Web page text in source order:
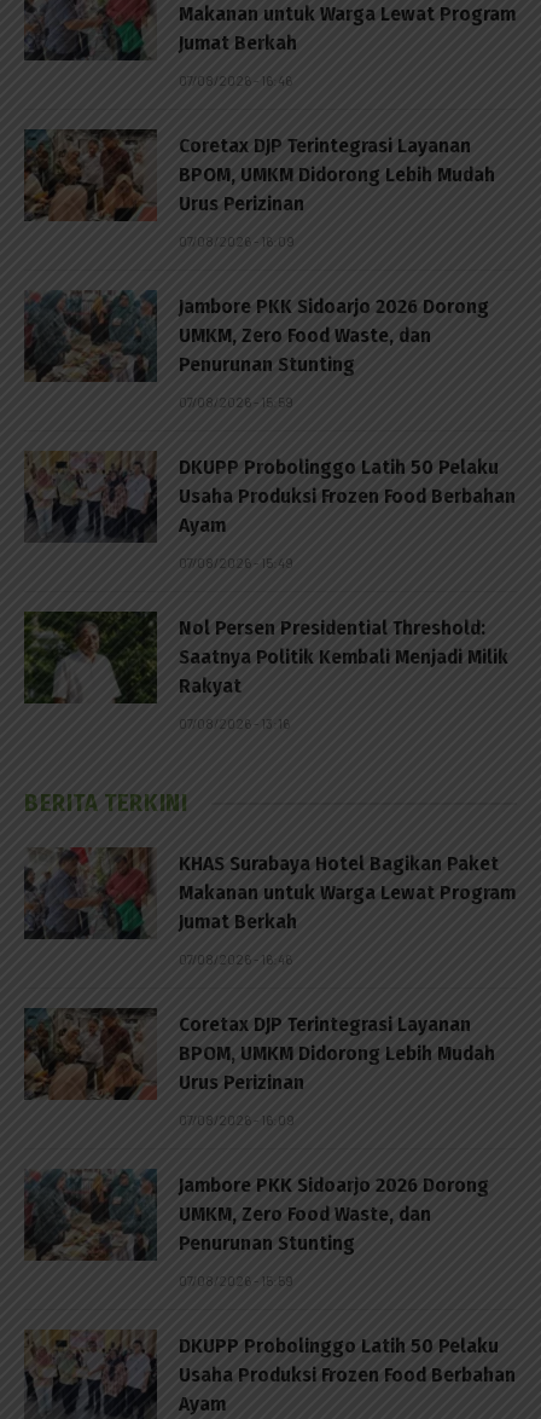
Makanan untuk Warga Lewat Program
Jumat Berkah
07/08/2026 - 16:46
Coretax DJP Terintegrasi Layanan
BPOM, UMKM Didorong Lebih Mudah
Urus Perizinan
07/08/2026 - 16:09
Jambore PKK Sidoarjo 2026 Dorong
UMKM, Zero Food Waste, dan
Penurunan Stunting
07/08/2026 - 15:59
DKUPP Probolinggo Latih 50 Pelaku
Usaha Produksi Frozen Food Berbahan
Ayam
07/08/2026 - 15:49
Nol Persen Presidential Threshold:
Saatnya Politik Kembali Menjadi Milik
Rakyat
07/08/2026 - 13:16
BERITA TERKINI
KHAS Surabaya Hotel Bagikan Paket
Makanan untuk Warga Lewat Program
Jumat Berkah
07/08/2026 - 16:46
Coretax DJP Terintegrasi Layanan
BPOM, UMKM Didorong Lebih Mudah
Urus Perizinan
07/08/2026 - 16:09
Jambore PKK Sidoarjo 2026 Dorong
UMKM, Zero Food Waste, dan
Penurunan Stunting
07/08/2026 - 15:59
DKUPP Probolinggo Latih 50 Pelaku
Usaha Produksi Frozen Food Berbahan
Ayam